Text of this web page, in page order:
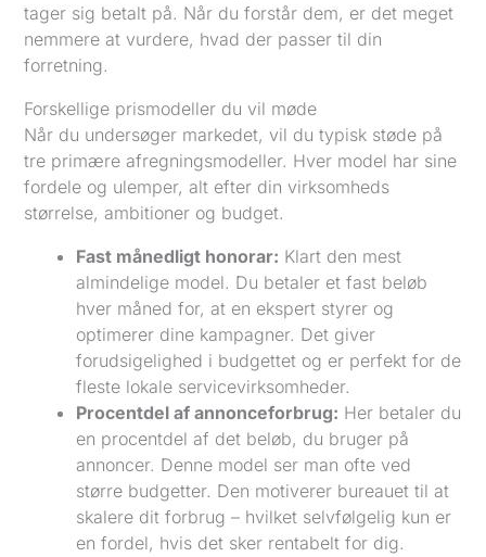
tager sig betalt på. Når du forstår dem, er det meget
nemmere at vurdere, hvad der passer til din
forretning.
Forskellige prismodeller du vil møde
Når du undersøger markedet, vil du typisk støde på
tre primære afregningsmodeller. Hver model har sine
fordele og ulemper, alt efter din virksomheds
størrelse, ambitioner og budget.
Fast månedligt honorar: Klart den mest
almindelige model. Du betaler et fast beløb
hver måned for, at en ekspert styrer og
optimerer dine kampagner. Det giver
forudsigelighed i budgettet og er perfekt for de
fleste lokale servicevirksomheder.
Procentdel af annonceforbrug: Her betaler du
en procentdel af det beløb, du bruger på
annoncer. Denne model ser man ofte ved
større budgetter. Den motiverer bureauet til at
skalere dit forbrug – hvilket selvfølgelig kun er
en fordel, hvis det sker rentabelt for dig.